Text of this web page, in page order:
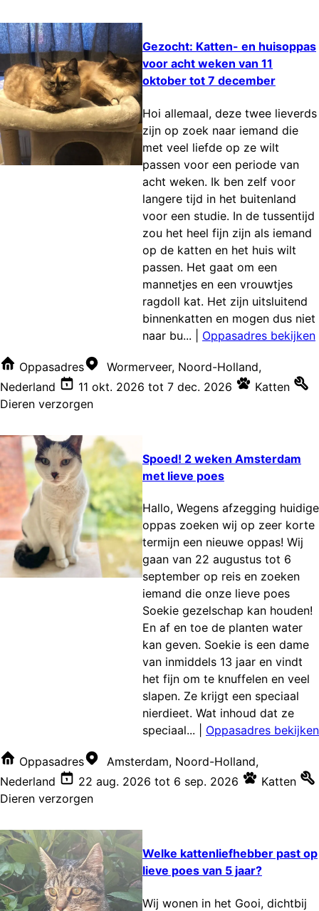
Gezocht: Katten- en huisoppas
voor acht weken van 11
oktober tot 7 december
Hoi allemaal, deze twee lieverds
zijn op zoek naar iemand die
met veel liefde op ze wilt
passen voor een periode van
acht weken. Ik ben zelf voor
langere tijd in het buitenland
voor een studie. In de tussentijd
zou het heel fijn zijn als iemand
op de katten en het huis wilt
passen. Het gaat om een
mannetjes en een vrouwtjes
ragdoll kat. Het zijn uitsluitend
binnenkatten en mogen dus niet
naar bu...
Oppasadres bekijken
Oppasadres
Wormerveer, Noord-Holland,
Nederland
11 okt. 2026 tot 7 dec. 2026
Katten
Dieren verzorgen
Spoed! 2 weken Amsterdam
met lieve poes
Hallo, Wegens afzegging huidige
oppas zoeken wij op zeer korte
termijn een nieuwe oppas! Wij
gaan van 22 augustus tot 6
september op reis en zoeken
iemand die onze lieve poes
Soekie gezelschap kan houden!
En af en toe de planten water
kan geven. Soekie is een dame
van inmiddels 13 jaar en vindt
het fijn om te knuffelen en veel
slapen. Ze krijgt een speciaal
nierdieet. Wat inhoud dat ze
speciaal...
Oppasadres bekijken
Oppasadres
Amsterdam, Noord-Holland,
Nederland
22 aug. 2026 tot 6 sep. 2026
Katten
Dieren verzorgen
Welke kattenliefhebber past op
lieve poes van 5 jaar?
Wij wonen in het Gooi, dichtbij